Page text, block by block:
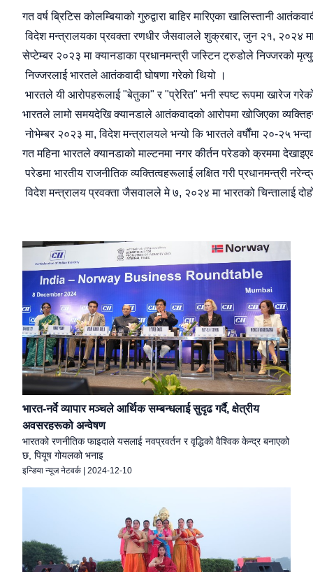
गत वर्ष ब्रिटिस कोलम्बियाको गुरुद्वारा बाहिर मारिएका खालिस्तानी
विदेश मन्त्रालयका प्रवक्ता रणधीर जैसवालले शुक्रबार,जुन २१, २०२४
सेप्टेम्बर २०२३ मा क्यानडाका प्रधानमन्त्री जस्टिन ट्रुडोले निज्जरको
निज्जरलाई भारतले आतंकवादी घोषणा गरेको थियो ।
भारतले यी आरोपहरूलाई"बेतुका"र"प्रेरित" भनी स्पष्ट रूपमा खारेज
भारतले लामो समयदेखि क्यानडाले आतंकवादको आरोपमा खोजिएका
नोभेम्बर २०२३ मा,विदेश मन्त्रालयले भन्यो कि भारतले वर्षौंमा २०-२५ भन्दा
गत महिना भारतले क्यानडाको माल्टनमा नगर कीर्तन परेडको क्रममा
परेडमा भारतीय राजनीतिक व्यक्तित्वहरूलाई लक्षित गरी प्रधानमन्त्री
विदेश मन्त्रालय प्रवक्ता जैसवालले मे ७, २०२४ मा भारतको चिन्तालाई
भारत-नर्वे व्यापार मञ्चले आर्थिक सम्बन्धलाई सुदृढ गर्दै, क्षेत्रीय
अवसरहरूको अन्वेषण
भारतको रणनीतिक फाइदाले यसलाई नवप्रवर्तन र वृद्धिको वैश्विक केन्द्र बनाएको
छ, पियूष गोयलको भनाइ
इन्डिया न्यूज नेटवर्क | 2024-12-10